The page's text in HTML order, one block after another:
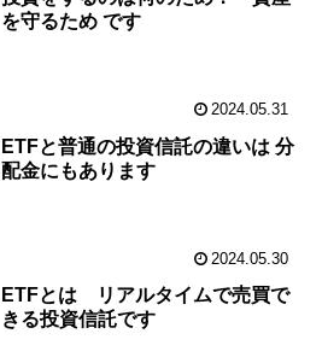
を守るため です
2024.05.31
ETFと普通の投資信託の違いは 分
配金にもあります
2024.05.30
ETFとは リアルタイムで売買で
きる投資信託です